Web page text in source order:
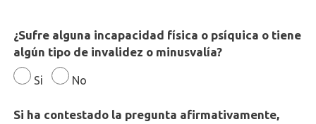
¿Sufre alguna incapacidad física o psíquica o tiene
algún tipo de invalidez o minusvalía?
Si No
Si ha contestado la pregunta afirmativamente,